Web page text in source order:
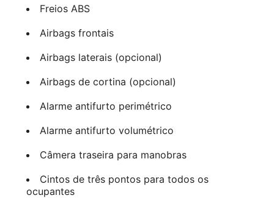
Freios ABS
Airbags frontais
Airbags laterais (opcional)
Airbags de cortina (opcional)
Alarme antifurto perimétrico
Alarme antifurto volumétrico
Câmera traseira para manobras
Cintos de três pontos para todos os
ocupantes